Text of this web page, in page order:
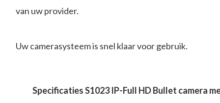
van uw provider.
Uw camerasysteem is snel klaar voor gebruik.
Specificaties S1023 IP-Full HD Bullet camera